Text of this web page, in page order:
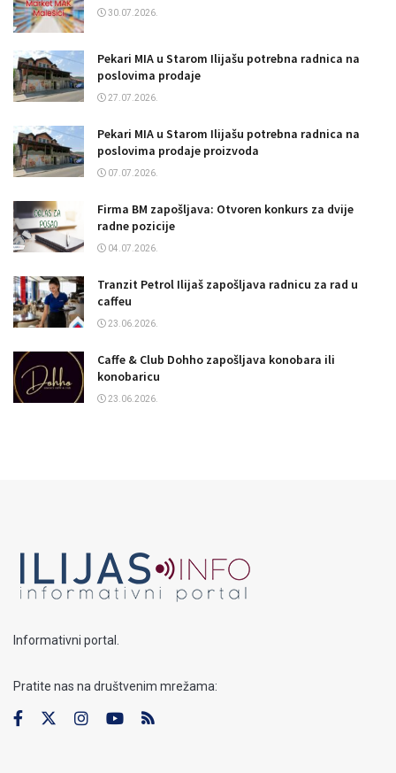
30.07.2026.
Pekari MIA u Starom Ilijašu potrebna radnica na
poslovima prodaje
27.07.2026.
Pekari MIA u Starom Ilijašu potrebna radnica na
poslovima prodaje proizvoda
07.07.2026.
Firma BM zapošljava: Otvoren konkurs za dvije
radne pozicije
04.07.2026.
Tranzit Petrol Ilijaš zapošljava radnicu za rad u
caffeu
23.06.2026.
Caffe & Club Dohho zapošljava konobara ili
konobaricu
23.06.2026.
Informativni portal.
Pratite nas na društvenim mrežama: